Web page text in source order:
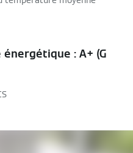
énergétique : A+ (G